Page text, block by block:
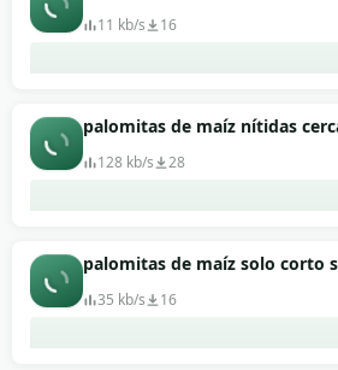
11 kb/s 16
palomitas de maíz nítidas
128 kb/s 28
palomitas de maíz solo corto
35 kb/s 16